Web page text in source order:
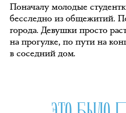
Поначалу молодые
бесследно из общежитий.
города. Девушки просто
на прогулке, по пути на
в соседний дом.